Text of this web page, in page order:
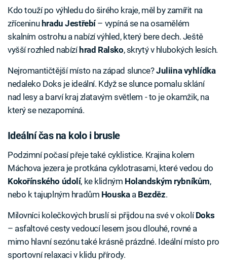
Kdo touží po výhledu do širého kraje, měl by zamířit na
zříceninuhradu Jestřebí– vypíná se na osamělém
skalním ostrohu a nabízí výhled, který bere dech. Ještě
vyšší rozhled nabízíhrad Ralsko, skrytý v hlubokých lesích.
Nejromantičtější místo na západ slunce?Juliina vyhlídka
nedaleko Doks je ideální. Když se slunce pomalu sklání
nad lesy a barví kraj zlatavým světlem - to je okamžik, na
který se nezapomíná.
Ideální čas na kolo i brusle
Podzimní počasí přeje také cyklistice. Krajina kolem
Máchova jezera je protkána cyklotrasami, které vedou do
Kokořínského údolí, ke klidným Holandským rybníkům,
nebo k tajuplným hradům Houskaa Bezděz.
Milovníci kolečkových bruslí si přijdou na své v okolíDoks
– asfaltové cesty vedoucí lesem jsou dlouhé, rovné a
mimo hlavní sezónu také krásně prázdné. Ideální místo pro
sportovní relaxaci v klidu přírody.